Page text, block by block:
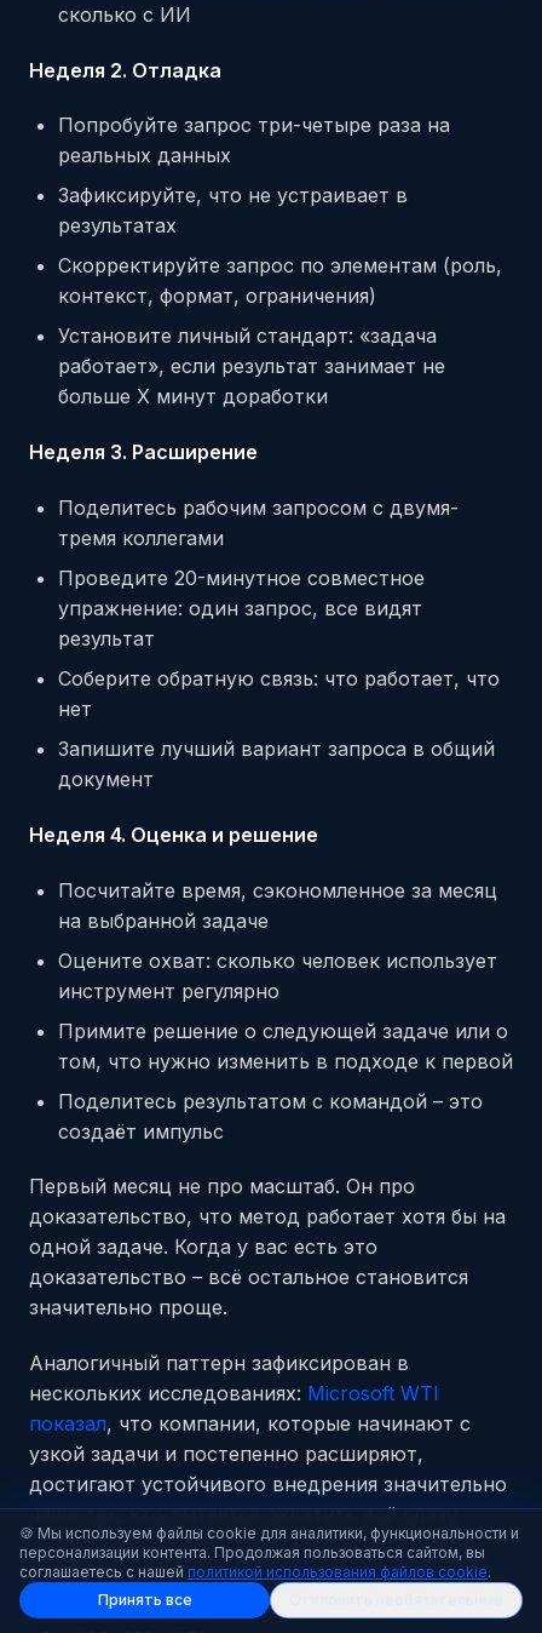
сколько с ИИ
Неделя 2. Отладка
Попробуйте запрос три-четыре раза на
реальных данных
Зафиксируйте, что не устраивает в
результатах
Скорректируйте запрос по элементам (роль,
контекст, формат, ограничения)
Установите личный стандарт: «задача
работает», если результат занимает не
больше Х минут доработки
Неделя 3. Расширение
Поделитесь рабочим запросом с двумя-
тремя коллегами
Проведите 20-минутное совместное
упражнение: один запрос, все видят
результат
Соберите обратную связь: что работает, что
нет
Запишите лучший вариант запроса в общий
документ
Неделя 4. Оценка и решение
Посчитайте время, сэкономленное за месяц
на выбранной задаче
Оцените охват: сколько человек использует
инструмент регулярно
Примите решение о следующей задаче или о
том, что нужно изменить в подходе к первой
Поделитесь результатом с командой – это
создаёт импульс
Первый месяц не про масштаб. Он про
доказательство, что метод работает хотя бы на
одной задаче. Когда у вас есть это
доказательство – всё остальное становится
значительно проще.
Аналогичный паттерн зафиксирован в
нескольких исследованиях: Microsoft WTI
показал, что компании, которые начинают с
узкой задачи и постепенно расширяют,
достигают устойчивого внедрения значительно
чаще тех, кто пытается охватить всё сразу.
Парадокс поверхностного внедрения– когда
ИИ «есть», но не меняет процессы – возникает
именно от отсутствия этого первого
🍪 Мы используем файлы cookie для аналитики, функциональности и
персонализации контента. Продолжая пользоваться сайтом, вы
соглашаетесь с нашей политикой использования файлов cookie.
Принять все